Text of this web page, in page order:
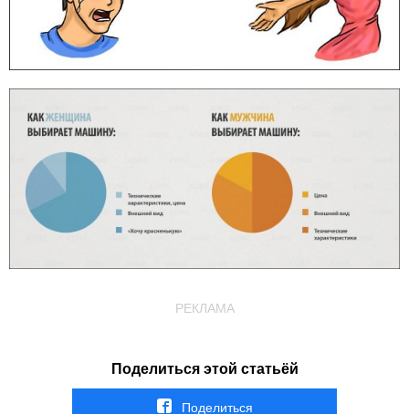
РЕКЛАМА
Поделиться этой статьёй
Поделиться